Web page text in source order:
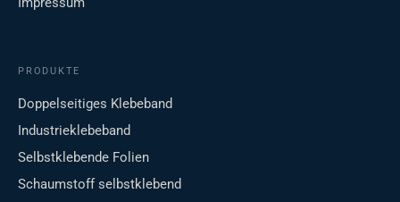
PRODUKTE
Doppelseitiges Klebeband
Industrieklebeband
Selbstklebende Folien
Schaumstoff selbstklebend